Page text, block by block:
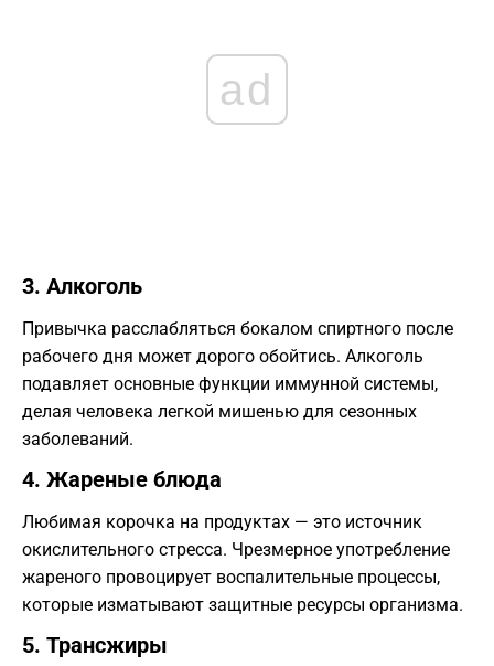
ad
​3. Алкоголь
​Привычка расслабляться бокалом спиртного после
рабочего дня может дорого обойтись. Алкоголь
подавляет основные функции иммунной системы,
делая человека легкой мишенью для сезонных
заболеваний.
​4. Жареные блюда
​Любимая корочка на продуктах — это источник
окислительного стресса. Чрезмерное употребление
жареного провоцирует воспалительные процессы,
которые изматывают защитные ресурсы организма.
​5. Трансжиры